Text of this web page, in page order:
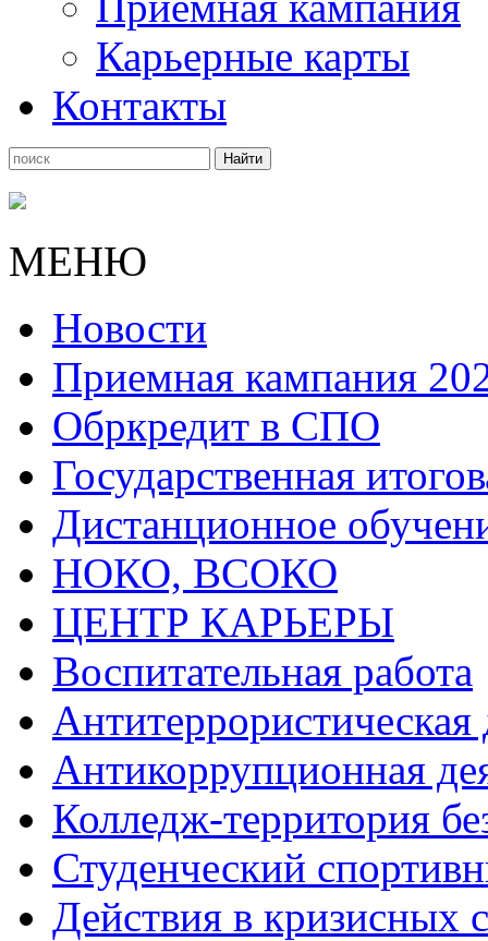
Карьерные карты
Контакты
МЕНЮ
Новости
Приемная кампания
Обркредит в СПО
Государственная
Дистанционное
НОКО, ВСОКО
ЦЕНТР КАРЬЕРЫ
Воспитательная работа
Антитеррористическая
Антикоррупционная
Колледж-территория
Студенческий
Действия в кризисных